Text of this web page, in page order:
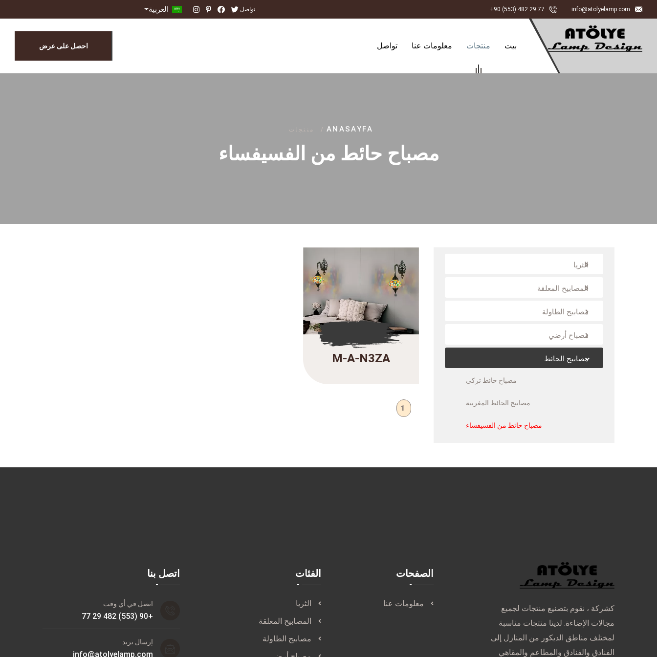
info@atolyelamp.com
+90 (553) 482 29 77 تواصل العربية
بيت منتجات معلومات عنا تواصل احصل على عرض
ANASAYFA
/ منتجات
مصباح حائط من الفسيفساء
الثريا
المصابيح المعلقة
مصابيح الطاولة
مصباح أرضي
مصابيح الحائط
مصباح حائط تركي
مصابيح الحائط المغربية
مصباح حائط من الفسيفساء
M-A-N3ZA
1
كشركة ، نقوم بتصنيع منتجات لجميع
مجالات الإضاءة. لدينا منتجات مناسبة
لمختلف مناطق الديكور من المنازل إلى
الفنادق والفنادق والمطاعم والمقاهي
الصفحات
معلومات عنا
الفئات
الثريا
المصابيح المعلقة
مصابيح الطاولة
اتصل بنا
اتصل في أي وقت
+90 (553) 482 29 77
إرسال بريد
info@atolyelamp.com